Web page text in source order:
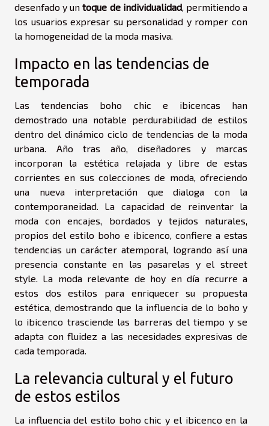
desenfado y untoque de individualidad, permitiendo a
los usuarios expresar su personalidad y romper con
la homogeneidad de la moda masiva.
Impacto en las tendencias de
temporada
Las tendencias boho chic e ibicencas han
demostrado una notable perdurabilidad de estilos
dentro del dinámico ciclo de tendencias de la moda
urbana. Año tras año, diseñadores y marcas
incorporan la estética relajada y libre de estas
corrientes en sus colecciones de moda, ofreciendo
una nueva interpretación que dialoga con la
contemporaneidad. La capacidad de reinventar la
moda con encajes, bordados y tejidos naturales,
propios del estilo boho e ibicenco, confiere a estas
tendencias un carácter atemporal, logrando así una
presencia constante en las pasarelas y el street
style. La moda relevante de hoy en día recurre a
estos dos estilos para enriquecer su propuesta
estética, demostrando que la influencia de lo boho y
lo ibicenco trasciende las barreras del tiempo y se
adapta con fluidez a las necesidades expresivas de
cada temporada.
La relevancia cultural y el futuro
de estos estilos
La influencia del estilo boho chic y el ibicenco en la